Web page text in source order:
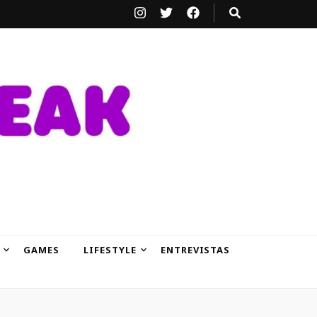
GAMES LIFESTYLE ENTREVISTAS